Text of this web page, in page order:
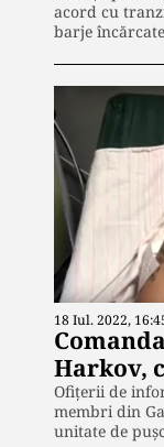
acord cu
barje
18 Iul. 2022,
Harkov,
Ofițerii de
membri din
unitate de